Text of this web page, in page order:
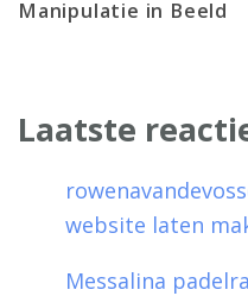
Manipulatie in Beeld
Laatste
website laten
Messalina